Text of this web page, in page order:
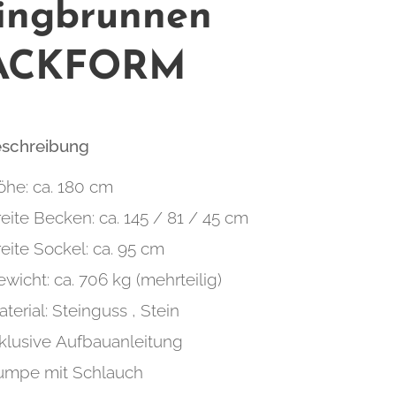
ca. 180 cm
Becken: ca. 145 / 81 / 45 cm
Sockel: ca. 95 cm
ca. 706 kg (mehrteilig)
Steinguss , Stein
Aufbauanleitung
mit Schlauch